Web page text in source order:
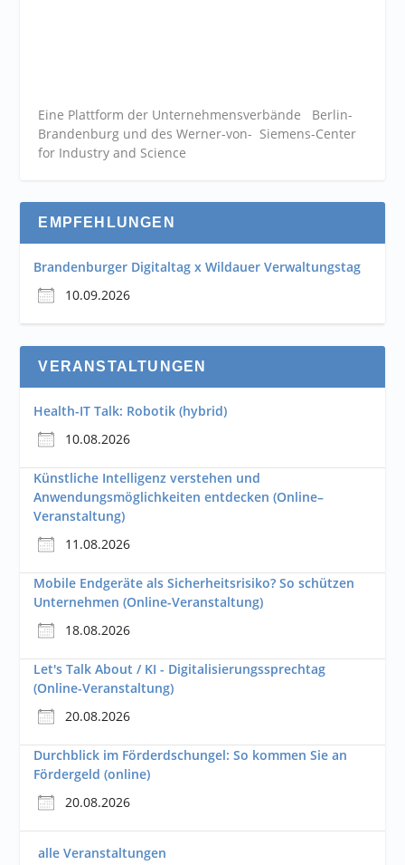
Eine Plattform der Unternehmensverbände Berlin-
Brandenburg und des Werner-von- Siemens-Center
for Industry and Science
EMPFEHLUNGEN
Brandenburger Digitaltag x Wildauer Verwaltungstag
10.09.2026
VERANSTALTUNGEN
Health-IT Talk: Robotik (hybrid)
10.08.2026
Künstliche Intelligenz verstehen und
Anwendungsmöglichkeiten entdecken (Online–
Veranstaltung)
11.08.2026
Mobile Endgeräte als Sicherheitsrisiko? So schützen
Unternehmen (Online-Veranstaltung)
18.08.2026
Let's Talk About / KI - Digitalisierungssprechtag
(Online-Veranstaltung)
20.08.2026
Durchblick im Förderdschungel: So kommen Sie an
Fördergeld (online)
20.08.2026
alle Veranstaltungen